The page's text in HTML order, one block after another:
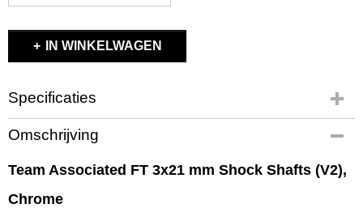
IN WINKELWAGEN
Specificaties
Productcode
91616
EAN code
Productcode leverancier
Omschrijving
Team Associated FT 3x21 mm Shock Shafts (V2),
Chrome